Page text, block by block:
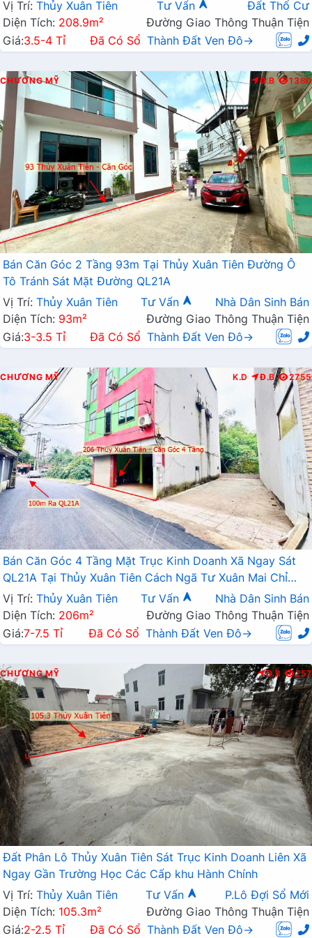
Vị Trí: Thủy Xuân Tiên Tư Vấn
Đất Thổ Cư
Diện Tích: 208.9m²
Đường Giao Thông Thuận Tiện
Giá:3.5-4 Tỉ Đã Có Sổ Thành Đất Ven Đô→
CHƯƠNG MỸ Đ.B 1380
Bán Căn Góc 2 Tầng 93m Tại Thủy Xuân Tiên Đường Ô
Tô Tránh Sát Mặt Đường QL21A
Vị Trí: Thủy Xuân Tiên Tư Vấn
Nhà Dân Sinh Bán
Diện Tích: 93m²
Đường Giao Thông Thuận Tiện
Giá:3-3.5 Tỉ Đã Có Sổ Thành Đất Ven Đô→
CHƯƠNG MỸ K.D Đ.B 2755
Bán Căn Góc 4 Tầng Mặt Trục Kinh Doanh Xã Ngay Sát
QL21A Tại Thủy Xuân Tiên Cách Ngã Tư Xuân Mai Chỉ
1km
Vị Trí: Thủy Xuân Tiên Tư Vấn
Nhà Dân Sinh Bán
Diện Tích: 206m²
Đường Giao Thông Thuận Tiện
Giá:7-7.5 Tỉ Đã Có Sổ Thành Đất Ven Đô→
CHƯƠNG MỸ Đ.B 257
Đất Phân Lô Thủy Xuân Tiên Sát Trục Kinh Doanh Liên Xã
Ngay Gần Trường Học Các Cấp khu Hành Chính
Vị Trí: Thủy Xuân Tiên Tư Vấn
P.Lô Đợi Sổ Mới
Diện Tích: 105.3m²
Đường Giao Thông Thuận Tiện
Giá:2-2.5 Tỉ Đã Có Sổ Thành Đất Ven Đô→